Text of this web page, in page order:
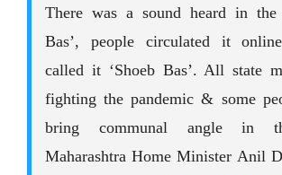
There was a sound heard in the
Bas’, people circulated it
called it ‘Shoeb Bas’. All state
fighting the pandemic & some
bring communal angle in
Maharashtra Home Minister Anil